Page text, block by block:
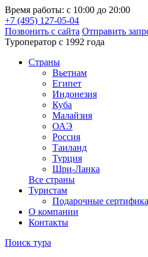
Время работы: с 10:00 до 20:00
+7 (495) 127-05-04
Позвонить с сайта Отправить
Туроператор с 1992 года
Cтраны
Вьетнам
Египет
Индонезия
Куба
Малайзия
ОАЭ
Россия
Таиланд
Турция
Шри-Ланка
Все страны
Туристам
Подарочные
О компании
Контакты
Поиск тура